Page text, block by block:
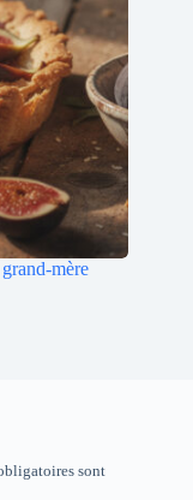
mère
sont